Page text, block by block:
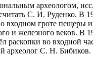
археологом,
С. И. Руденко. В
входном гроте пещеры
и железного веков. В
раскопки во входной
археолог С. Н. Бибиков.